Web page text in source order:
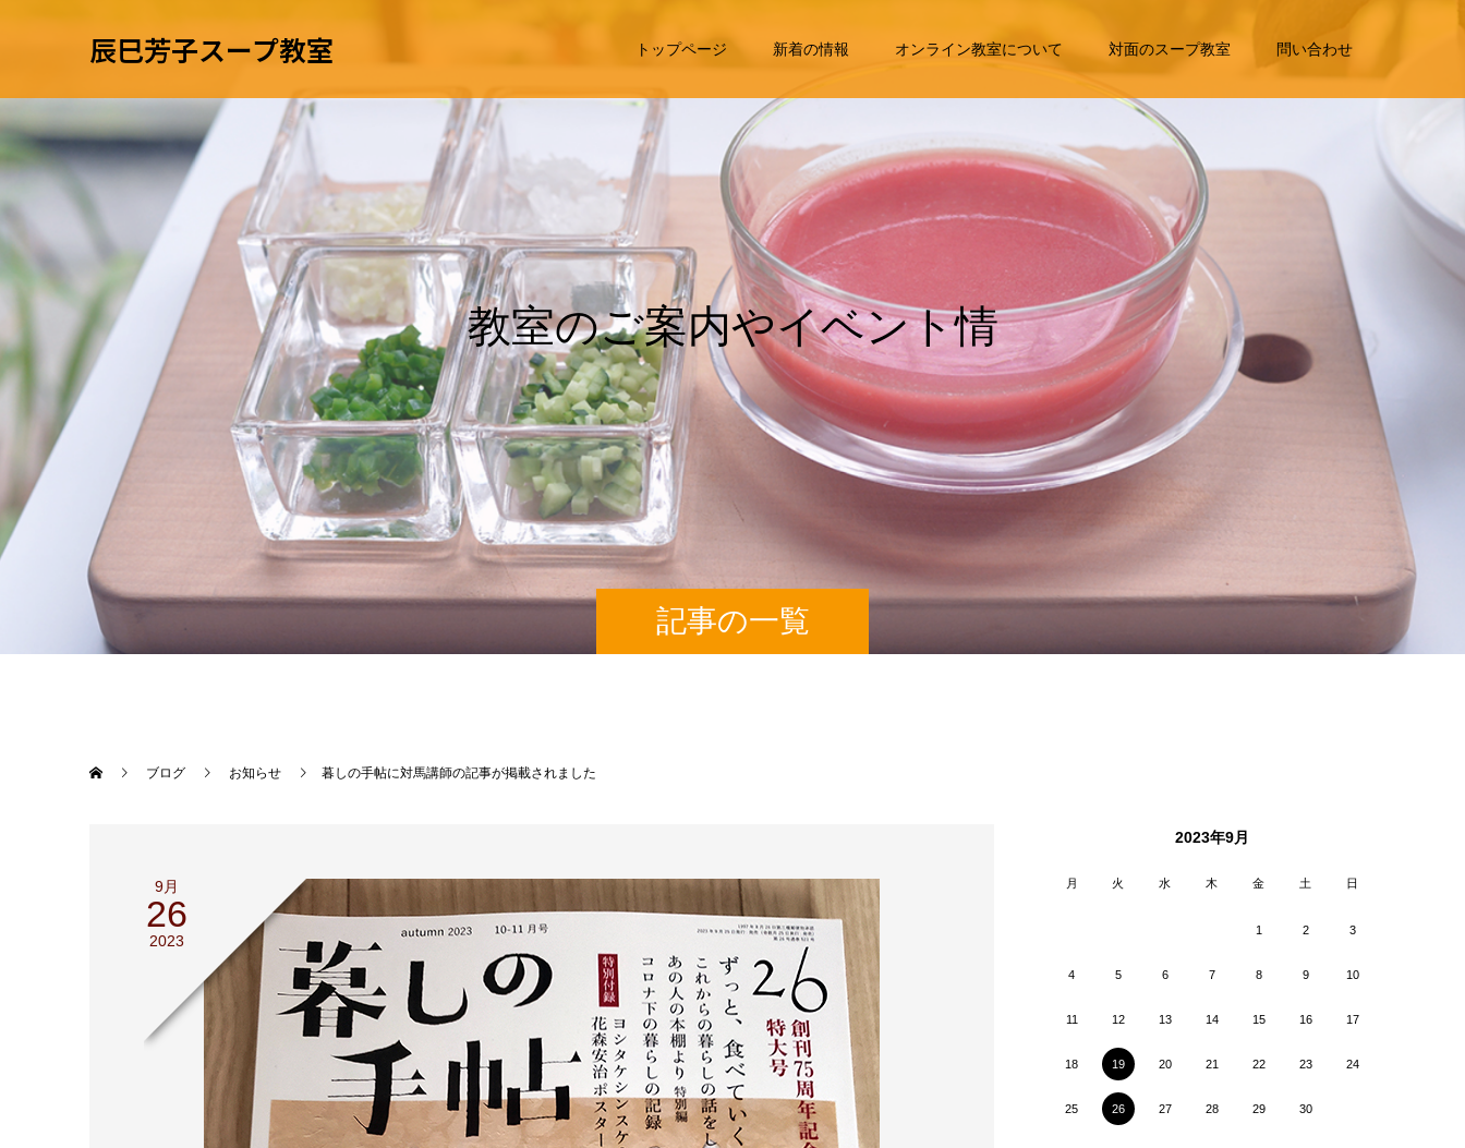
辰巳芳子スープ教室 トップページ 新着の情報 オンライン教室について 対面のスープ教室 問い合わせ
記事の一覧
教室のご案 内やイベント情報を
掲載して
ブログ お知らせ 暮しの手帖に対馬講師の記事が掲載されました
9月
26
2023
2023年9月
月 火 水 木 金 土 日
1 2 3
4 5 6 7 8 9 10
11 12 13 14 15 16 17
18 19 20 21 22 23 24
25 26 27 28 29 30